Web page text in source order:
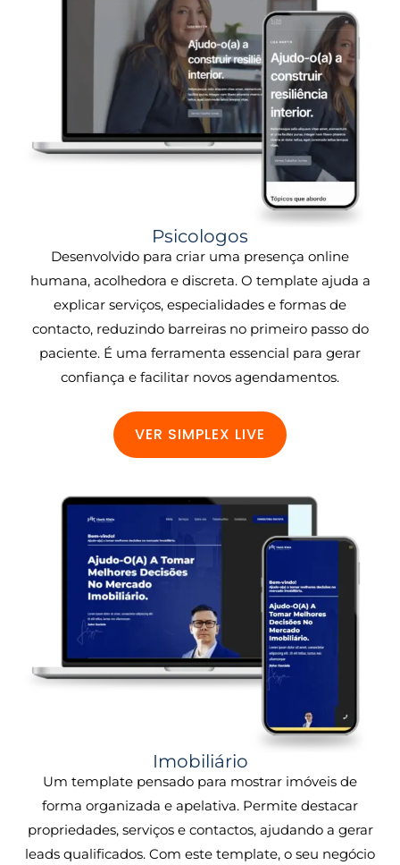
Psicologos
Desenvolvido para criar uma presença online
humana, acolhedora e discreta. O template ajuda a
explicar serviços, especialidades e formas de
contacto, reduzindo barreiras no primeiro passo do
paciente. É uma ferramenta essencial para gerar
confiança e facilitar novos agendamentos.
VER SIMPLEX LIVE
Imobiliário
Um template pensado para mostrar imóveis de
forma organizada e apelativa. Permite destacar
propriedades, serviços e contactos, ajudando a gerar
leads qualificados. Com este template, o seu negócio